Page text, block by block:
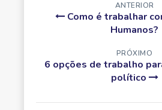
ANTERIOR
Como é trabalhar
Humanos?
PRÓXIMO
6 opções de trabalho
político